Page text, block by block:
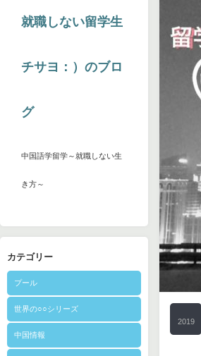
就職しない留学生
チサヨ：）のブロ
グ
中国語学留学～就職しない生
き方～
カテゴリー
プール
世界の○○シリーズ
中国情報
2019